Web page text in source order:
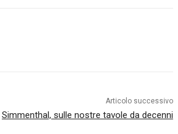
Articolo successivo
Simmenthal, sulle nostre tavole da decenni